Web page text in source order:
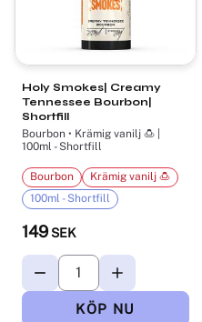
Holy Smokes| Creamy
Tennessee Bourbon|
Shortfill
Bourbon • Krämig vanilj 🍮 |
100ml - Shortfill
149 SEK
Bourbon
Krämig vanilj 🍮
100ml - Shortfill